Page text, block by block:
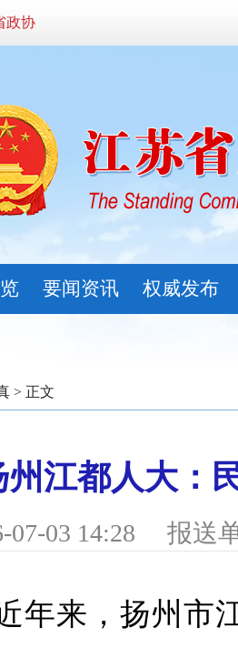
政协
要闻资讯 权威发布
> 正文
州江都人大：
07-03 14:28 报送
来，扬州市江